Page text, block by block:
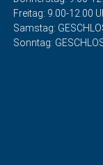
Freitag: 9.00-12.00
Samstag:
Sonntag: